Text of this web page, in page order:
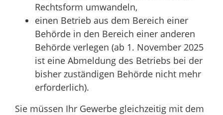
Rechtsform umwandeln,
einen Betrieb aus dem Bereich einer
Behörde in den Bereich einer anderen
Behörde verlegen (ab 1. November 2025
ist eine Abmeldung des Betriebs bei der
bisher zuständigen Behörde nicht mehr
erforderlich).
Sie müssen Ihr Gewerbe gleichzeitig mit dem